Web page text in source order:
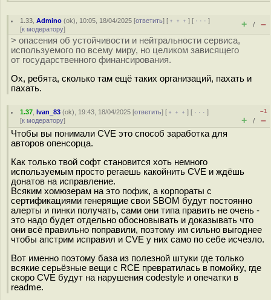
1.33 ,Admino (ok), 10:05, 18/04/2025 [ответить] [ ﹢﹢﹢] [ · · ·]
[к модератору] + / –
> опасения об устойчивости и нейтральности сервиса,
используемого по всему миру, но целиком зависящего
от государственного финансирования.
Ох, ребята, сколько там ещё таких организаций, пахать и
пахать.
1.37 ,Ivan_83 (ok), 19:43, 18/04/2025 [ответить] [ ﹢﹢﹢] [ · · ·]
[к модератору]
–1
+ / –
Чтобы вы понимали CVE это способ заработка для
авторов опенсорца.
Как только твой софт становится хоть немного
используемым просто регаешь какойнить CVE и ждёшь
донатов на исправление.
Всяким хомюзерам на это пофик, а корпораты с
сертификациями генерящие свои SBOM будут постоянно
алерты и пинки получать, сами они типа править не очень -
это надо будет отдельно обосновывать и доказывать что
они всё правильно поправили, поэтому им сильно выгоднее
чтобы апстрим исправил и CVE у них само по себе исчезло.
Вот именно поэтому база из полезной штуки где только
всякие серьёзные вещи с RCE превратилась в помойку, где
скоро CVE будут на нарушения codestyle и опечатки в
readme.